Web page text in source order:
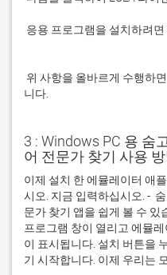
니다.
3 : Windows PC 용 숨
어 전문가 찾기 사용
이제 설치 한 에뮬레이터 애
시오. 지금 입력하십시오. -
문가 찾기 앱을 쉽게 볼 수 있
프로그램 창이 열리고 에뮬
이 표시됩니다. 설치 버튼을